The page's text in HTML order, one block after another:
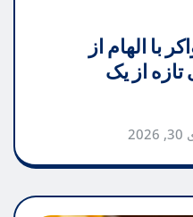
با الهام از
تازه از یک